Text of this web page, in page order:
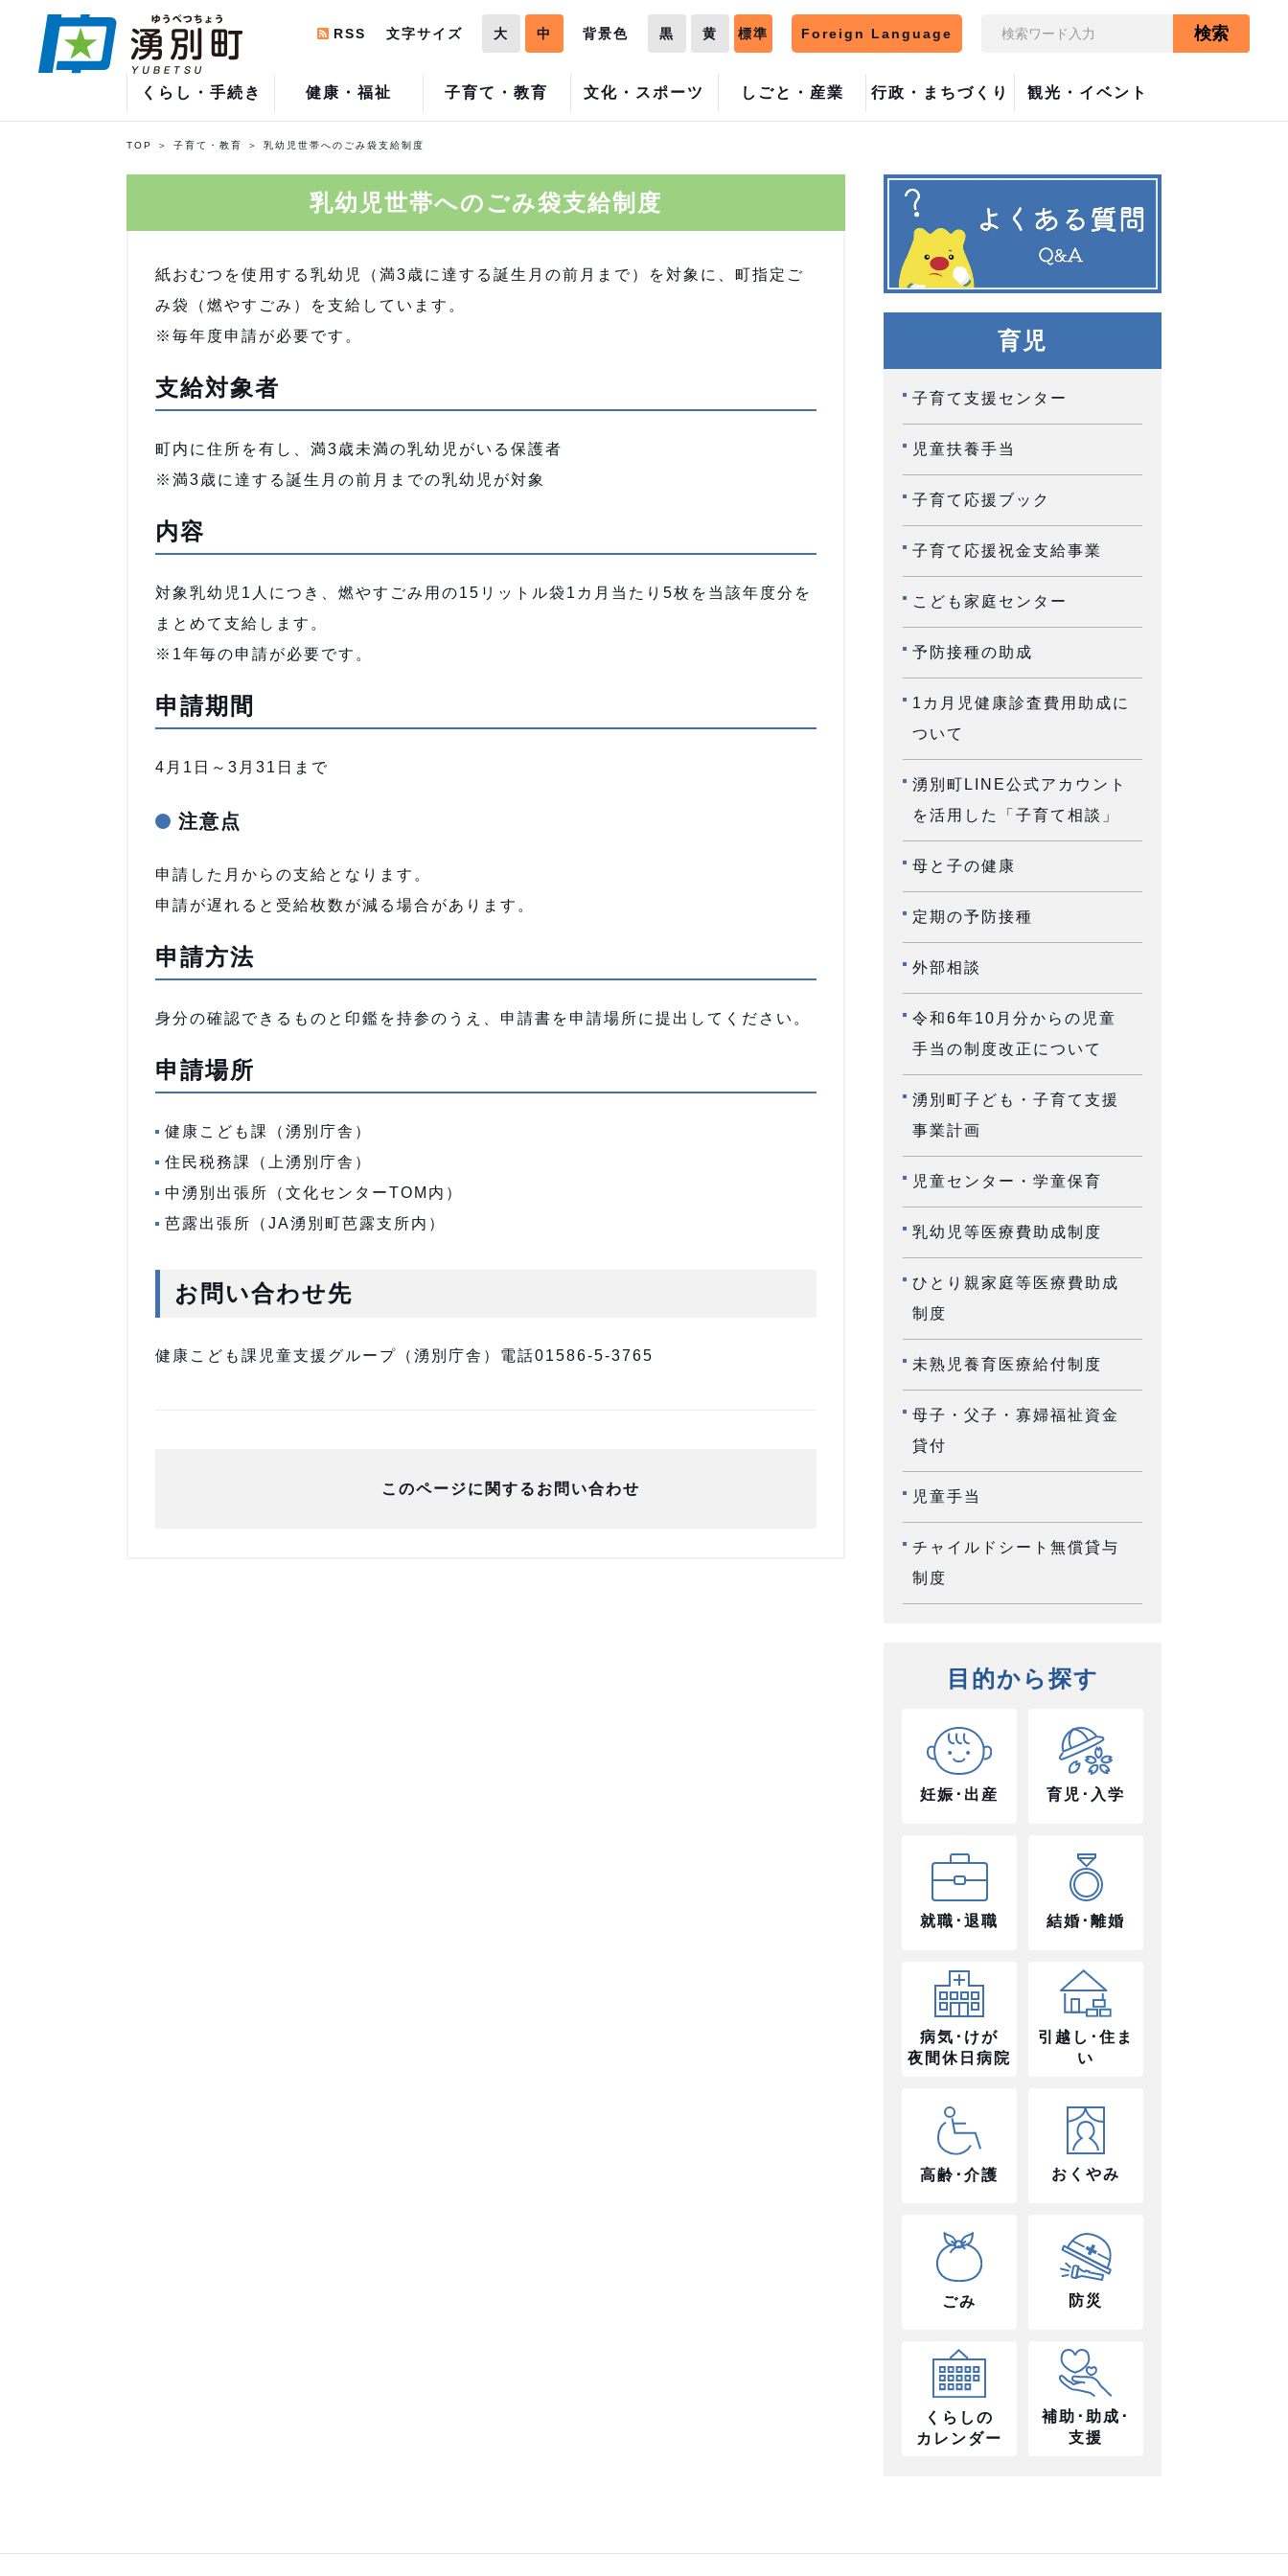
くらし・手続き 健康・福祉 子育て・教育 文化・スポーツ しごと・産業 行政・まちづくり 観光・イベント
RSS 文字サイズ 大 中 背景色 黒 黄 標準 Foreign Language 検索
TOP 子育て・教育 乳幼児世帯へのごみ袋支給制度
乳幼児世帯へのごみ袋支給制度
紙おむつを使用する乳幼児（満3歳に達する誕生月の前月まで）を対象に、町指定ご
み袋（燃やすごみ）を支給しています。
※毎年度申請が必要です。
支給対象者
町内に住所を有し、満3歳未満の乳幼児がいる保護者
※満3歳に達する誕生月の前月までの乳幼児が対象
内容
対象乳幼児1人につき、燃やすごみ用の15リットル袋1カ月当たり5枚を当該年度分を
まとめて支給します。
※1年毎の申請が必要です。
申請期間
4月1日～3月31日まで
注意点
申請した月からの支給となります。
申請が遅れると受給枚数が減る場合があります。
申請方法
身分の確認できるものと印鑑を持参のうえ、申請書を申請場所に提出してください。
申請場所
健康こども課（湧別庁舎）
住民税務課（上湧別庁舎）
中湧別出張所（文化センターTOM内）
芭露出張所（JA湧別町芭露支所内）
お問い合わせ先
健康こども課児童支援グループ（湧別庁舎）電話01586-5-3765
このページに関するお問い合わせ
育児
子育て支援センター
児童扶養手当
子育て応援ブック
子育て応援祝金支給事業
こども家庭センター
予防接種の助成
1カ月児健康診査費用助成に
ついて
湧別町LINE公式アカウント
を活用した「子育て相談」
母と子の健康
定期の予防接種
外部相談
令和6年10月分からの児童
手当の制度改正について
湧別町子ども・子育て支援
事業計画
児童センター・学童保育
乳幼児等医療費助成制度
ひとり親家庭等医療費助成
制度
未熟児養育医療給付制度
母子・父子・寡婦福祉資金
貸付
児童手当
チャイルドシート無償貸与
制度
目的から探す
妊娠･出産 育児･入学
就職･退職 結婚･離婚
病気･けが
夜間休日病院
引越し･住ま
い
高齢･介護 おくやみ
ごみ 防災
くらしの
カレンダー
補助･助成･
支援